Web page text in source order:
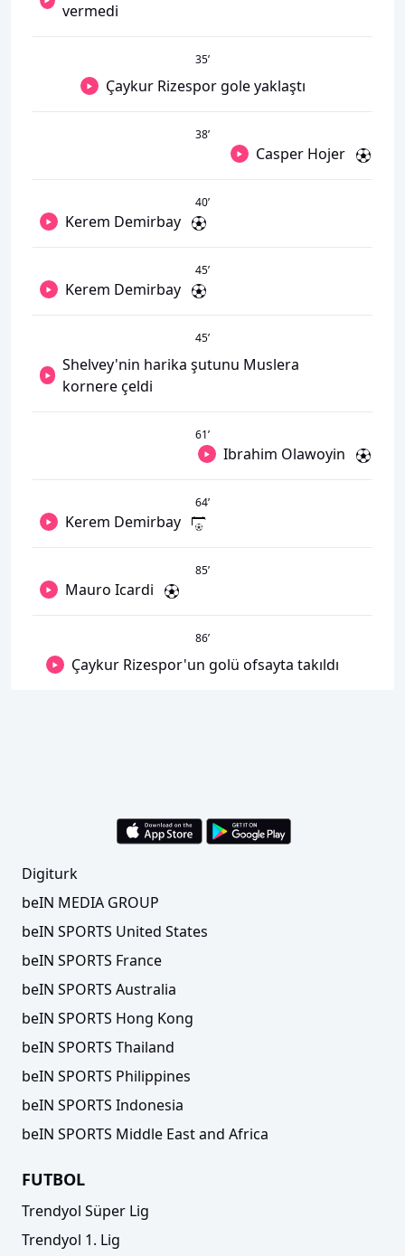
vermedi
35’
Çaykur Rizespor gole yaklaştı
38’
Casper Hojer
40’
Kerem Demirbay
45’
Kerem Demirbay
45’
Shelvey'nin harika şutunu Muslera
kornere çeldi
61’
Ibrahim Olawoyin
64’
Kerem Demirbay
85’
Mauro Icardi
86’
Çaykur Rizespor'un golü ofsayta takıldı
Digiturk
beIN MEDIA GROUP
beIN SPORTS United States
beIN SPORTS France
beIN SPORTS Australia
beIN SPORTS Hong Kong
beIN SPORTS Thailand
beIN SPORTS Philippines
beIN SPORTS Indonesia
beIN SPORTS Middle East and Africa
FUTBOL
Trendyol Süper Lig
Trendyol 1. Lig